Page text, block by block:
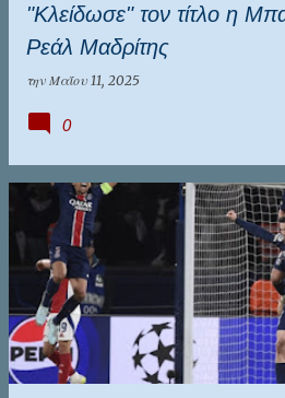
"Κλείδωσε" τον τίτλο η
Ρεάλ Μαδρίτης
την Μαΐου 11, 2025
0